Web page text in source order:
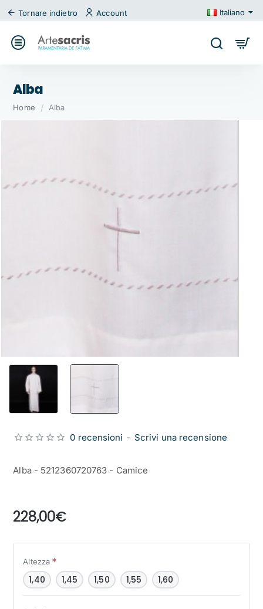
Tornare indietro Account Italiano
Alba
HomehomeAlba
Alba - 5212360720763 - Camice
0 recensioni - Scrivi una recensione
228,00€
Altezza
1,40 1,45 1,50 1,55 1,60